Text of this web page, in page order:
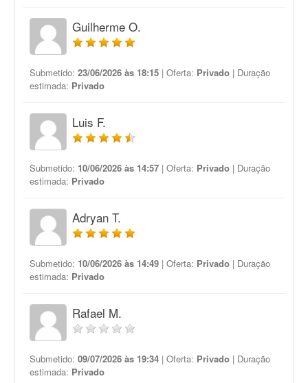
Guilherme O.
Submetido: 23/06/2026 às 18:15 | Oferta: Privado | Duração
estimada: Privado
Luis F.
Submetido: 10/06/2026 às 14:57 | Oferta: Privado | Duração
estimada: Privado
Adryan T.
Submetido: 10/06/2026 às 14:49 | Oferta: Privado | Duração
estimada: Privado
Rafael M.
Submetido: 09/07/2026 às 19:34 | Oferta: Privado | Duração
estimada: Privado